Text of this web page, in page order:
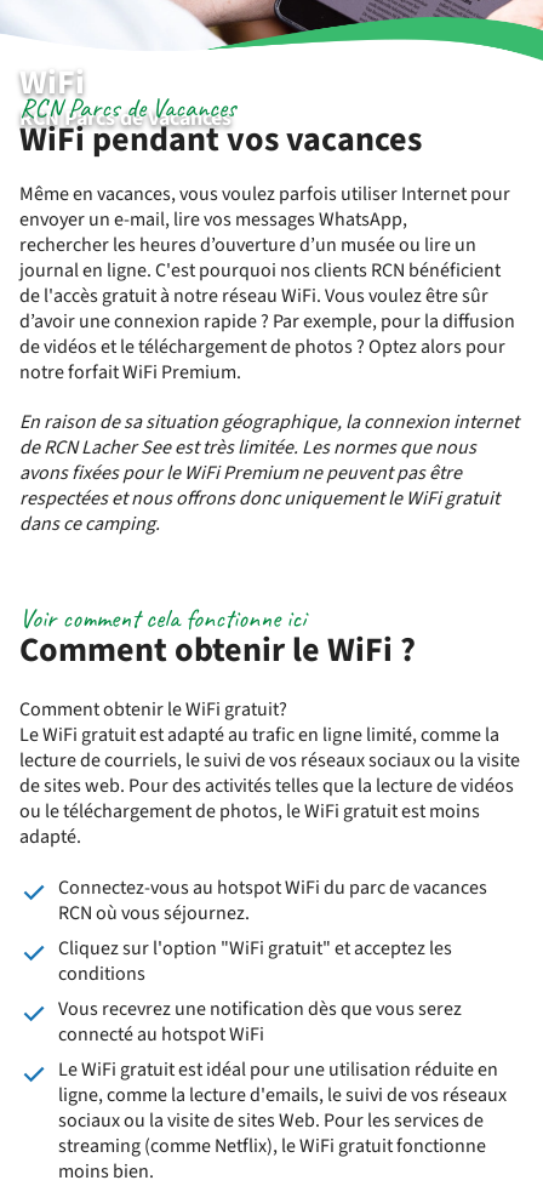
WiFi
RCN Parcs de Vacances
WiFi pendant vos vacances
RCN Parcs de Vacances
Même en vacances, vous voulez parfois utiliser Internet pour
envoyer un e-mail, lire vos messages WhatsApp,
rechercher les heures d’ouverture d’un musée ou lire un
journal en ligne. C'est pourquoi nos clients RCN bénéficient
de l'accès gratuit à notre réseau WiFi. Vous voulez être sûr
d’avoir une connexion rapide ? Par exemple, pour la diffusion
de vidéos et le téléchargement de photos ? Optez alors pour
notre forfait WiFi Premium.
En raison de sa situation géographique, la connexion internet
de RCN Lacher See est très limitée. Les normes que nous
avons fixées pour le WiFi Premium ne peuvent pas être
respectées et nous offrons donc uniquement le WiFi gratuit
dans ce camping.
Comment obtenir le WiFi ?
Voir comment cela fonctionne ici
Comment obtenir le WiFi gratuit?
Le WiFi gratuit est adapté au trafic en ligne limité, comme la
lecture de courriels, le suivi de vos réseaux sociaux ou la visite
de sites web. Pour des activités telles que la lecture de vidéos
ou le téléchargement de photos, le WiFi gratuit est moins
adapté.
Connectez-vous au hotspot WiFi du parc de vacances
RCN où vous séjournez.
Cliquez sur l'option "WiFi gratuit" et acceptez les
conditions
Vous recevrez une notification dès que vous serez
connecté au hotspot WiFi
Le WiFi gratuit est idéal pour une utilisation réduite en
ligne, comme la lecture d'emails, le suivi de vos réseaux
sociaux ou la visite de sites Web. Pour les services de
streaming (comme Netflix), le WiFi gratuit fonctionne
moins bien.